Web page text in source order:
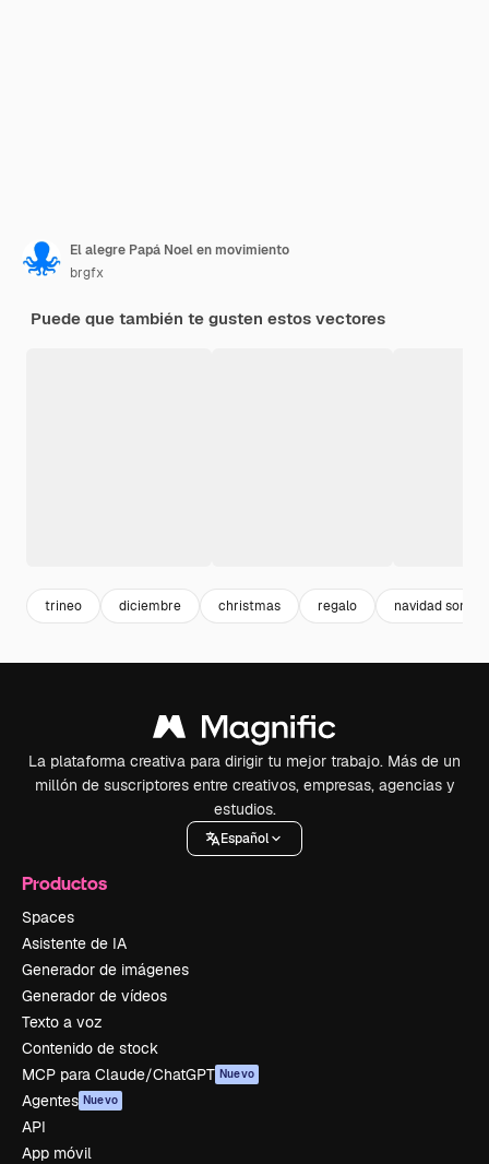
El alegre Papá Noel en movimiento
brgfx
Puede que también te gusten estos vectores
trineo diciembre christmas regalo navidad
La plataforma creativa para dirigir tu mejor trabajo. Más de un
millón de suscriptores entre creativos, empresas, agencias y
estudios.
Español
Productos
Spaces
Asistente de IA
Generador de imágenes
Generador de vídeos
Texto a voz
Contenido de stock
MCP para Claude/ChatGPT Nuevo
Agentes Nuevo
API
App móvil